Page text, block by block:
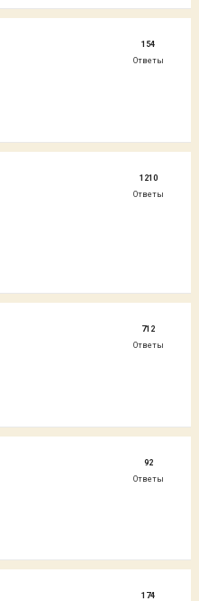
154
Ответы
1210
Ответы
712
Ответы
92
Ответы
174